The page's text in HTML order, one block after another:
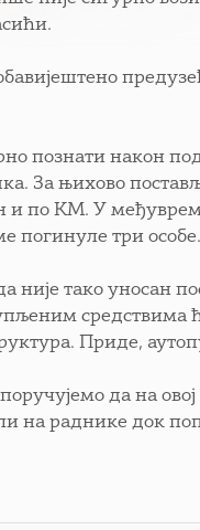
познати након
За њихово
по КМ. У
погинуле три особе.
тако уносан
средствима
Приде,
да на
на раднике док